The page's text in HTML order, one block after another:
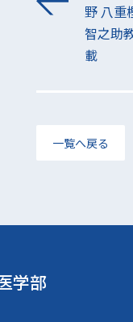
野 八重
智之助
載
一覧へ戻る
学部